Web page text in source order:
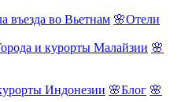
въезда во Вьетнам 🌸Отели
и курорты Малайзии 🌸
Индонезии 🌸Блог 🌸